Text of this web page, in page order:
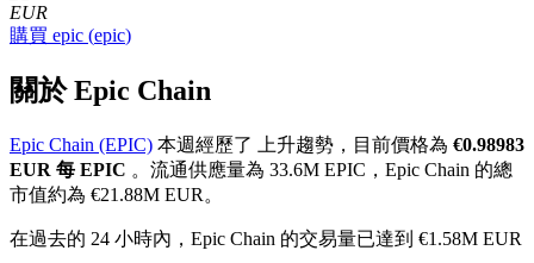
幣本位永續
以數字貨幣為保證金的永續合約
EUR
購買 epic (epic)
關於 Epic Chain
Epic Chain (EPIC) 本週經歷了 上升趨勢，目前價格為 €0.98983
EUR 每 EPIC 。流通供應量為 33.6M EPIC，Epic Chain 的總
市值約為 €21.88M EUR。
在過去的 24 小時內，Epic Chain 的交易量已達到 €1.58M EUR